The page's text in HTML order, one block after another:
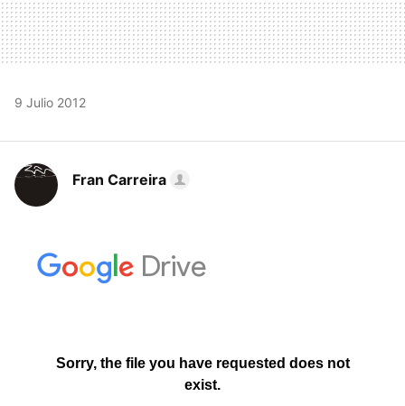
9 Julio 2012
Fran Carreira